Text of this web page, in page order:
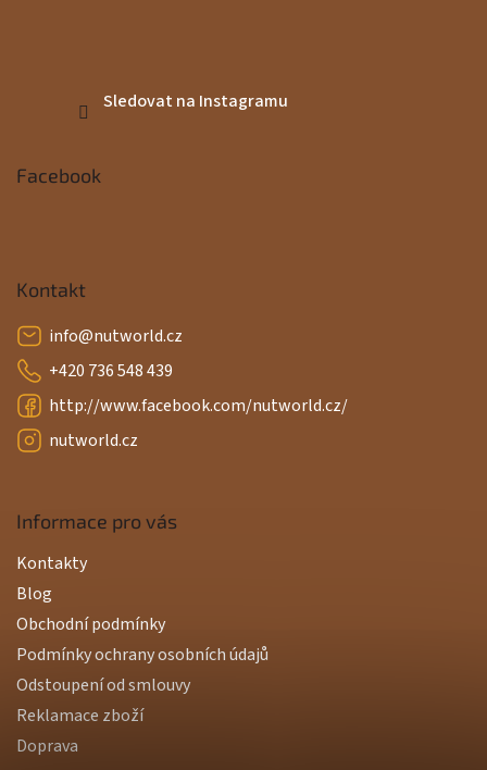
Sledovat na Instagramu
Facebook
Kontakt
info@nutworld.cz
+420 736 548 439
http://www.facebook.com/nutworld.cz/
nutworld.cz
Informace pro vás
Kontakty
Blog
Obchodní podmínky
Podmínky ochrany osobních údajů
Odstoupení od smlouvy
Reklamace zboží
Doprava